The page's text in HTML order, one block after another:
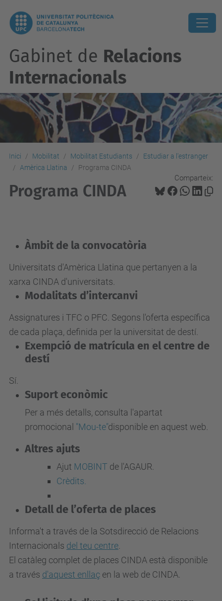
Gabinet de Relacions
Internacionals
Inici Mobilitat Mobilitat Estudiants
Estudiar a l'estranger
Amèrica Llatina
Programa CINDA
Comparteix:
Programa CINDA
Àmbit de la convocatòria
Universitats d'Amèrica Llatina que pertanyen a la
xarxa CINDA d'universitats.
Modalitats d’intercanvi
Assignatures i TFC o PFC. Segons l'oferta específica
de cada plaça, definida per la universitat de destí.
Exempció de matrícula en el centre de
destí
Sí.
Suport econòmic
Per a més detalls, consulta l'apartat
promocional "Mou-te"disponible en aquest web.
Altres ajuts
Ajut MOBINT de l'AGAUR.
Crèdits.
Detall de l’oferta de places
Informa't a través de la Sotsdirecció de Relacions
Internacionals del teu centre
El catàleg complet de places CINDA està disponible
a través d'aquest enllaç en la web de CINDA.